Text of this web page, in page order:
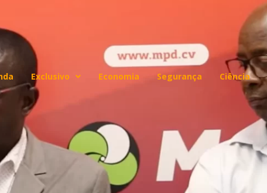
Exclusivo Economia Segurança Ciência